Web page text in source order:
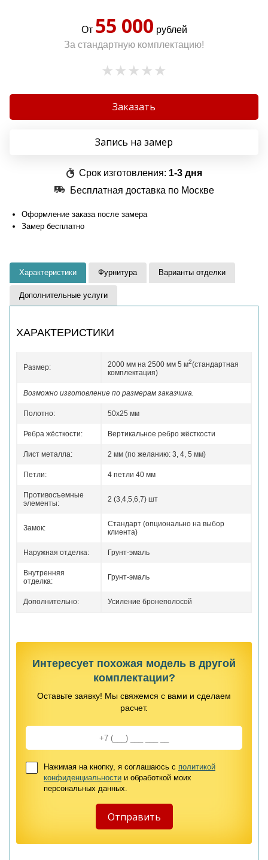
От 55 000 рублей
За стандартную комплектацию!
Заказать
Запись на замер
Срок изготовления: 1-3 дня
Бесплатная доставка по Москве
Оформление заказа после замера
Замер бесплатно
Характеристики Фурнитура Варианты отделки
Дополнительные услуги
ХАРАКТЕРИСТИКИ
Размер: 2000 мм на 2500 мм 5 м2(стандартная
комплектация)
Возможно изготовление по размерам заказчика.
Полотно: 50x25 мм
Ребра жёсткости: Вертикальное ребро жёсткости
Лист металла: 2 мм (по желанию: 3, 4, 5 мм)
Петли: 4 петли 40 мм
Противосъемные
элементы:
2 (3,4,5,6,7) шт
Замок:
Стандарт (опционально на выбор
клиента)
Наружная отделка: Грунт-эмаль
Внутренняя
отделка:
Грунт-эмаль
Дополнительно: Усиление бронеполосой
Интересует похожая модель в другой
комплектации?
Оставьте заявку! Мы свяжемся с вами и сделаем
расчет.
Нажимая на кнопку, я соглашаюсь с политикой
конфиденциальности и обработкой моих
персональных данных.